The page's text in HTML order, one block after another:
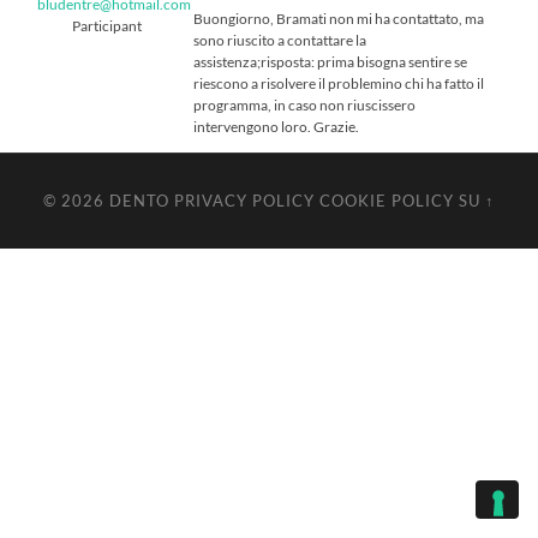
bludentre@hotmail.com
Participant
Buongiorno, Bramati non mi ha contattato, ma
sono riuscito a contattare la
assistenza;risposta: prima bisogna sentire se
riescono a risolvere il problemino chi ha fatto il
programma, in caso non riuscissero
intervengono loro. Grazie.
© 2026 DENTO PRIVACY POLICY COOKIE POLICY SU ↑